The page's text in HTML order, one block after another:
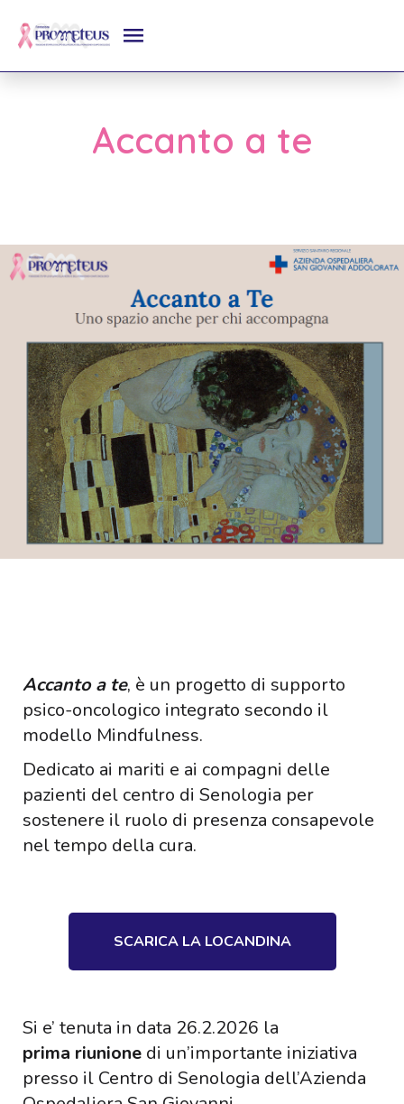
Accanto a te
Accanto a te, è un progetto di supporto
psico-oncologico integrato secondo il
modello Mindfulness.
Dedicato ai mariti e ai compagni delle
pazienti del centro di Senologia per
sostenere il ruolo di presenza consapevole
nel tempo della cura.
SCARICA LA LOCANDINA
Si e’ tenuta in data 26.2.2026 la
prima riunione di un’importante iniziativa
presso il Centro di Senologia dell’Azienda